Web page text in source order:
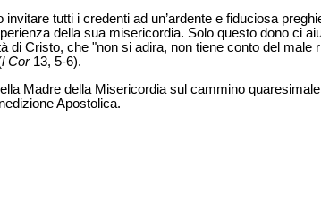
tutti i credenti ad un’ardente e fiduciosa
della sua misericordia. Solo questo dono ci
di Cristo, che "non si adira, non tiene conto del male
l Cor 13, 5-6).
Madre della Misericordia sul cammino quaresimale
Apostolica.